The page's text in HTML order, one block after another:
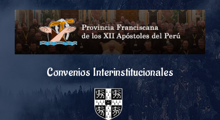
Convenios Interinstitucionales